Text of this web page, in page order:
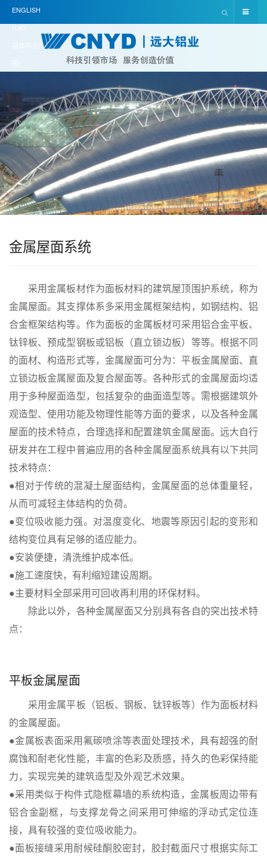
ENGLISH
(UK)
简体中文(中
国)
金属屋面系统
采用金属板材作为面板材料的建筑屋顶围护系统，称为
金属屋面。其支撑体系多采用金属框架结构，如钢结构、铝
合金框架结构等。作为面板的金属板材可采用铝合金平板、
钛锌板、预成型钢板或铝板（直立锁边板）等等。根据不同
的面材、构造形式等，金属屋面可分为：平板金属屋面、直
立锁边板金属屋面及复合屋面等。各种形式的金属屋面均适
用于多种屋面造型，包括复杂的曲面造型等。需根据建筑外
观造型、使用功能及物理性能等方面的要求，以及各种金属
屋面的技术特点，合理选择和配置建筑金属屋面。远大自行
研发并在工程中普遍应用的各种金属屋面系统具有以下共同
技术特点：
●相对于传统的混凝土屋面结构，金属屋面的总体重量轻，
从而可减轻主体结构的负荷。
●变位吸收能力强。对温度变化、地震等原因引起的变形和
结构变位具有足够的适应能力。
●安装便捷，清洗维护成本低。
●施工速度快，有利缩短建设周期。
●主要材料全部采用可回收再利用的环保材料。
除此以外，各种金属屋面又分别具有各自的突出技术特
点：
平板金属屋面
采用金属平板（铝板、钢板、钛锌板等）作为面板材料
的金属屋面。
●金属板表面采用氟碳喷涂等表面处理技术，具有超强的耐
腐蚀和耐老化性能，丰富的色彩及质感，持久的色彩保持能
力，实现完美的建筑造型及外观艺术效果。
●采用类似于构件式隐框幕墙的系统构造，金属板周边带有
铝合金副框，与支撑龙骨之间采用可伸缩的浮动式定位连
接，具有较强的变位吸收能力。
●面板接缝采用耐候硅酮胶密封，胶封截面尺寸根据实际工